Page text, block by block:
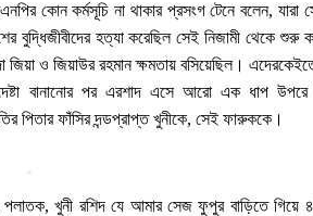
কোন কর্মসূচি না থাকার প্রসংগ টেনে বলেন, যারা
বুদ্ধিজীবীদের হত্যা করেছিল সেই নিজামী থেকে শুরু
জিয়া ও জিয়াউর রহমান ক্ষমতায় বসিয়েছিল।
বানানোর পর এরশাদ এসে আরো এক ধাপ উপরে
পিতার ফাঁসির দন্ডপ্রাপ্ত খুনীকে, সেই ফারুককে।
পলাতক, খুনী রশিদ যে আমার সেজ ফুপুর বাড়িতে গিয়ে